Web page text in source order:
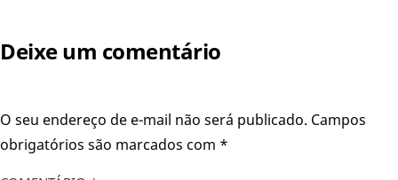
Deixe um comentário
O seu endereço de e-mail não será publicado. Campos
obrigatórios são marcados com *